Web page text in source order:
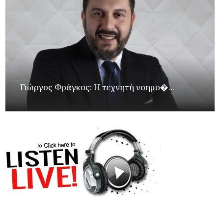
Γιώργος Φράγκος: Η τεχνητή νοημο�...